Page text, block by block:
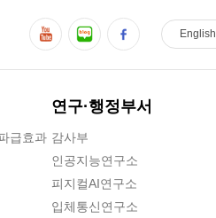
급효과
연구·행정부서
감사부
인공지능연구소
피지컬AI연구소
입체통신연구소
English